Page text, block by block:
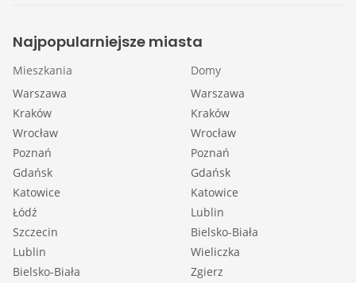
Najpopularniejsze miasta
Mieszkania
Warszawa
Kraków
Wrocław
Poznań
Gdańsk
Katowice
Łódź
Szczecin
Lublin
Bielsko-Biała
Domy
Warszawa
Kraków
Wrocław
Poznań
Gdańsk
Katowice
Lublin
Bielsko-Biała
Wieliczka
Zgierz